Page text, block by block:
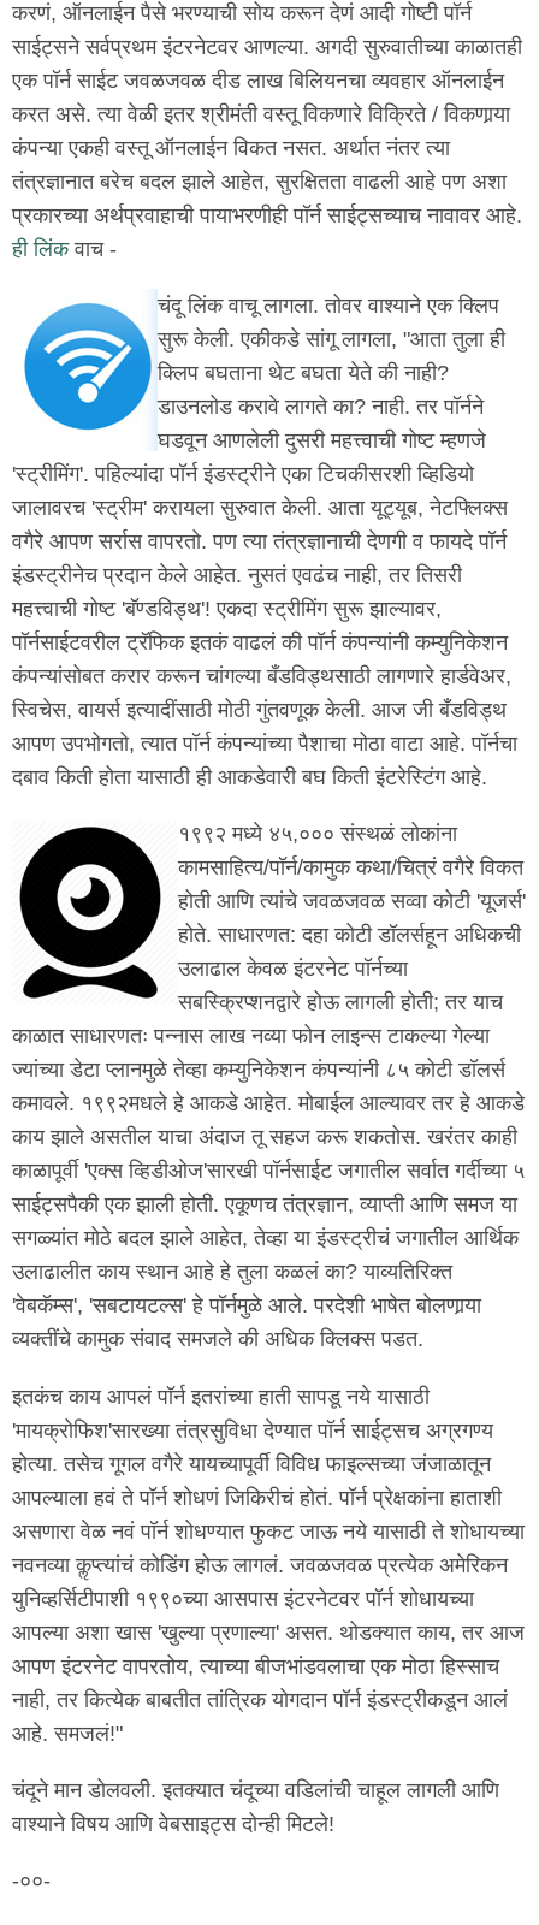
करणं, ऑनलाईन पैसे भरण्याची सोय करून देणं आदी गोष्टी पॉर्न
साईट्सने सर्वप्रथम इंटरनेटवर आणल्या. अगदी सुरुवातीच्या काळातही
एक पॉर्न साईट जवळजवळ दीड लाख बिलियनचा व्यवहार ऑनलाईन
करत असे. त्या वेळी इतर श्रीमंती वस्तू विकणारे विक्रिते / विकणार्‍या
कंपन्या एकही वस्तू ऑनलाईन विकत नसत. अर्थात नंतर त्या
तंत्रज्ञानात बरेच बदल झाले आहेत, सुरक्षितता वाढली आहे पण अशा
प्रकारच्या अर्थप्रवाहाची पायाभरणीही पॉर्न साईट्सच्याच नावावर आहे.
ही लिंकवाच -
चंदू लिंक वाचू लागला. तोवर वाश्याने एक क्लिप
सुरू केली. एकीकडे सांगू लागला, "आता तुला ही
क्लिप बघताना थेट बघता येते की नाही?
डाउनलोड करावे लागते का? नाही. तर पॉर्नने
घडवून आणलेली दुसरी महत्त्वाची गोष्ट म्हणजे
'स्ट्रीमिंग'. पहिल्यांदा पॉर्न इंडस्ट्रीने एका टिचकीसरशी व्हिडियो
जालावरच 'स्ट्रीम' करायला सुरुवात केली. आता यूट्यूब, नेटफ्लिक्स
वगैरे आपण सर्रास वापरतो. पण त्या तंत्रज्ञानाची देणगी व फायदे पॉर्न
इंडस्ट्रीनेच प्रदान केले आहेत. नुसतं एवढंच नाही, तर तिसरी
महत्त्वाची गोष्ट 'बॅण्डविड्थ'! एकदा स्ट्रीमिंग सुरू झाल्यावर,
पॉर्नसाईटवरील ट्रॅफिक इतकं वाढलं की पॉर्न कंपन्यांनी कम्युनिकेशन
कंपन्यांसोबत करार करून चांगल्या बँडविड्थसाठी लागणारे हार्डवेअर,
स्विचेस, वायर्स इत्यादींसाठी मोठी गुंतवणूक केली. आज जी बँडविड्थ
आपण उपभोगतो, त्यात पॉर्न कंपन्यांच्या पैशाचा मोठा वाटा आहे. पॉर्नचा
दबाव किती होता यासाठी ही आकडेवारी बघ किती इंटरेस्टिंग आहे.
१९९२ मध्ये ४५,००० संस्थळं लोकांना
कामसाहित्य/पॉर्न/कामुक कथा/चित्रं वगैरे विकत
होती आणि त्यांचे जवळजवळ सव्वा कोटी 'यूजर्स'
होते. साधारणत: दहा कोटी डॉलर्सहून अधिकची
उलाढाल केवळ इंटरनेट पॉर्नच्या
सबस्क्रिप्शनद्वारे होऊ लागली होती; तर याच
काळात साधारणतः पन्नास लाख नव्या फोन लाइन्स टाकल्या गेल्या
ज्यांच्या डेटा प्लानमुळे तेव्हा कम्युनिकेशन कंपन्यांनी ८५ कोटी डॉलर्स
कमावले. १९९२मधले हे आकडे आहेत. मोबाईल आल्यावर तर हे आकडे
काय झाले असतील याचा अंदाज तू सहज करू शकतोस. खरंतर काही
काळापूर्वी 'एक्स व्हिडीओज'सारखी पॉर्नसाईट जगातील सर्वात गर्दीच्या ५
साईट्सपैकी एक झाली होती. एकूणच तंत्रज्ञान, व्याप्ती आणि समज या
सगळ्यांत मोठे बदल झाले आहेत, तेव्हा या इंडस्ट्रीचं जगातील आर्थिक
उलाढालीत काय स्थान आहे हे तुला कळलं का? याव्यतिरिक्त
'वेबकॅम्स', 'सबटायटल्स' हे पॉर्नमुळे आले. परदेशी भाषेत बोलणार्‍या
व्यक्तींचे कामुक संवाद समजले की अधिक क्लिक्स पडत.
इतकंच काय आपलं पॉर्न इतरांच्या हाती सापडू नये यासाठी
'मायक्रोफिश'सारख्या तंत्रसुविधा देण्यात पॉर्न साईट्सच अग्रगण्य
होत्या. तसेच गूगल वगैरे यायच्यापूर्वी विविध फाइल्सच्या जंजाळातून
आपल्याला हवं ते पॉर्न शोधणं जिकिरीचं होतं. पॉर्न प्रेक्षकांना हाताशी
असणारा वेळ नवं पॉर्न शोधण्यात फुकट जाऊ नये यासाठी ते शोधायच्या
नवनव्या कॢप्त्यांचं कोडिंग होऊ लागलं. जवळजवळ प्रत्येक अमेरिकन
युनिव्हर्सिटीपाशी १९९०च्या आसपास इंटरनेटवर पॉर्न शोधायच्या
आपल्या अशा खास 'खुल्या प्रणाल्या' असत. थोडक्यात काय, तर आज
आपण इंटरनेट वापरतोय, त्याच्या बीजभांडवलाचा एक मोठा हिस्साच
नाही, तर कित्येक बाबतीत तांत्रिक योगदान पॉर्न इंडस्ट्रीकडून आलं
आहे. समजलं!"
चंदूने मान डोलवली. इतक्यात चंदूच्या वडिलांची चाहूल लागली आणि
वाश्याने विषय आणि वेबसाइट्स दोन्ही मिटले!
-००-